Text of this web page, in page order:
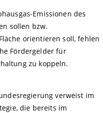
Emissionen des
sollen bzw.
orientieren soll, fehlen
Fördergelder für
zu koppeln.
verweist im
die bereits im